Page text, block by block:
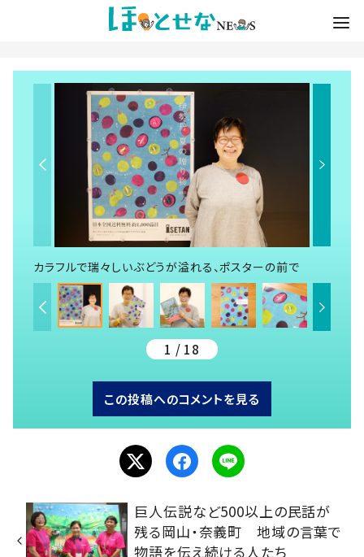
カラフルで瑞々しいぶどうが溢れる、ポスターの前で
1 / 18
この投稿へのコメントを見る
巨人伝説など500以上の民話が
残る岡山・奈義町 地域の言葉で
物語を伝え続ける人たち